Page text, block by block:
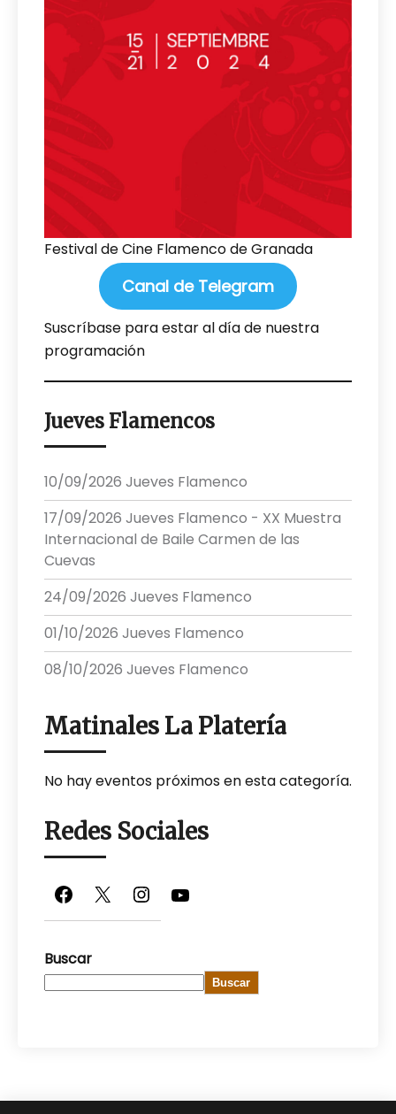
Festival de Cine Flamenco de Granada
Canal de Telegram
Suscríbase para estar al día de nuestra
programación
Jueves Flamencos
10/09/2026 Jueves Flamenco
17/09/2026 Jueves Flamenco - XX Muestra
Internacional de Baile Carmen de las
Cuevas
24/09/2026 Jueves Flamenco
01/10/2026 Jueves Flamenco
08/10/2026 Jueves Flamenco
Matinales La Platería
No hay eventos próximos en esta categoría.
Redes Sociales
Facebook Instagram
Buscar
Buscar